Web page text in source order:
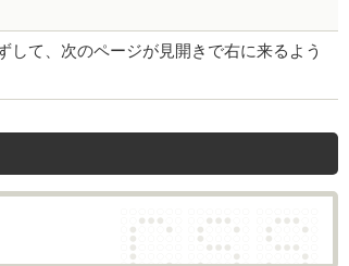
して、次のページが見開きで右に来るよう